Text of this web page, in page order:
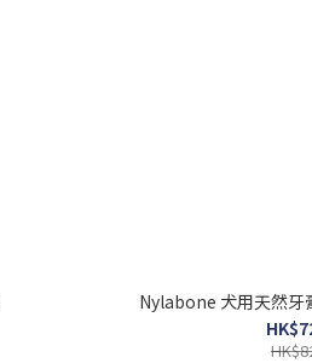
Nylabone 犬用天然牙